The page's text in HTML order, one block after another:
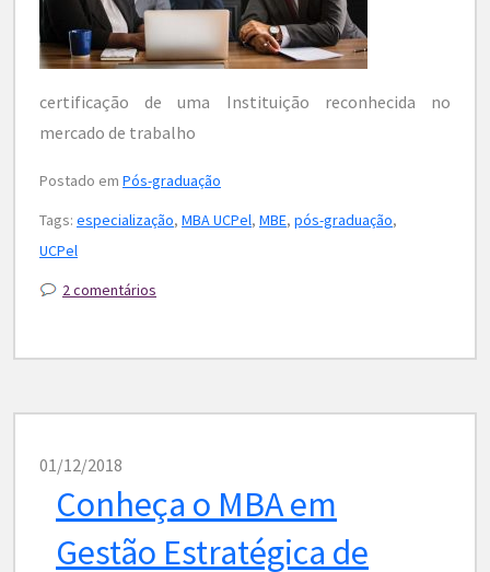
certificação de uma Instituição reconhecida no
mercado de trabalho
Postado em Pós-graduação
Tags: especialização, MBA UCPel, MBE, pós-graduação,
UCPel
2 comentários
01/12/2018
Conheça o MBA em
Gestão Estratégica de